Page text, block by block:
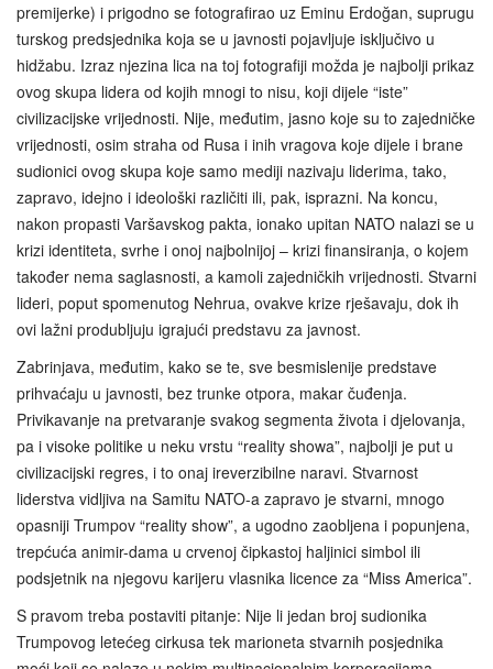
premijerke) i prigodno se fotografirao uz Eminu Erdoğan, suprugu
turskog predsjednika koja se u javnosti pojavljuje isključivo u
hidžabu. Izraz njezina lica na toj fotografiji možda je najbolji prikaz
ovog skupa lidera od kojih mnogi to nisu, koji dijele “iste”
civilizacijske vrijednosti. Nije, međutim, jasno koje su to zajedničke
vrijednosti, osim straha od Rusa i inih vragova koje dijele i brane
sudionici ovog skupa koje samo mediji nazivaju liderima, tako,
zapravo, idejno i ideološki različiti ili, pak, isprazni. Na koncu,
nakon propasti Varšavskog pakta, ionako upitan NATO nalazi se u
krizi identiteta, svrhe i onoj najbolnijoj – krizi finansiranja, o kojem
također nema saglasnosti, a kamoli zajedničkih vrijednosti. Stvarni
lideri, poput spomenutog Nehrua, ovakve krize rješavaju, dok ih
ovi lažni produbljuju igrajući predstavu za javnost.
Zabrinjava, međutim, kako se te, sve besmislenije predstave
prihvaćaju u javnosti, bez trunke otpora, makar čuđenja.
Privikavanje na pretvaranje svakog segmenta života i djelovanja,
pa i visoke politike u neku vrstu “reality showa”, najbolji je put u
civilizacijski regres, i to onaj ireverzibilne naravi. Stvarnost
liderstva vidljiva na Samitu NATO-a zapravo je stvarni, mnogo
opasniji Trumpov “reality show”, a ugodno zaobljena i popunjena,
trepćuća animir-dama u crvenoj čipkastoj haljinici simbol ili
podsjetnik na njegovu karijeru vlasnika licence za “Miss America”.
S pravom treba postaviti pitanje: Nije li jedan broj sudionika
Trumpovog letećeg cirkusa tek marioneta stvarnih posjednika